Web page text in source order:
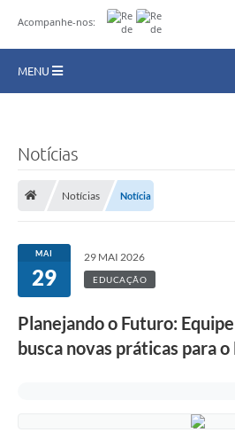
Acompanhe-nos:
MENU
Turismo
Ouvidoria
Balcão de Empregos
Editais
Notícias
Notícias Notícia
MAI
29
29 MAI 2026
EDUCAÇÃO
Planejando o Futuro:
busca novas práticas para